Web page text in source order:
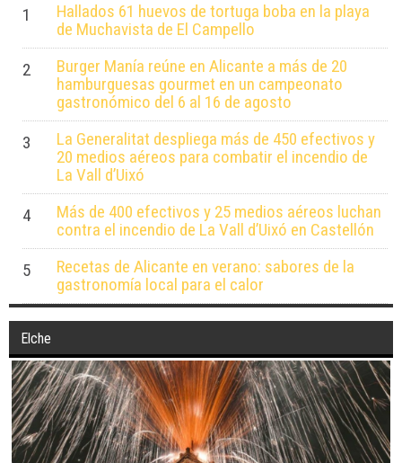
1
Hallados 61 huevos de tortuga boba en la playa
de Muchavista de El Campello
2
Burger Manía reúne en Alicante a más de 20
hamburguesas gourmet en un campeonato
gastronómico del 6 al 16 de agosto
3
La Generalitat despliega más de 450 efectivos y
20 medios aéreos para combatir el incendio de
La Vall d’Uixó
4
Más de 400 efectivos y 25 medios aéreos luchan
contra el incendio de La Vall d’Uixó en Castellón
5
Recetas de Alicante en verano: sabores de la
gastronomía local para el calor
Elche